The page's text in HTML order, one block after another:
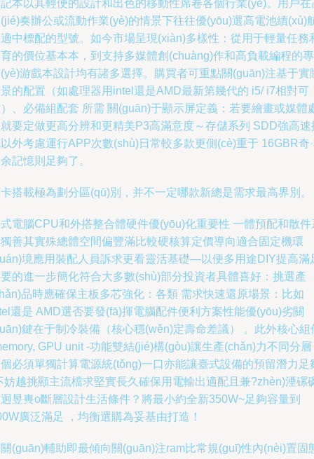
本以其輕便的設計和出色的移動性席卷各個行業(yè)。用戶在
奏辦公或流動作業(yè)的情景下往往優(yōu)選高電池續(xù)
中標配的型號。如今市場呈現(xiàn)多樣性：從用于輕量任務
的價位基本本，到支持多媒體創(chuàng)作和高負載編程的專
游戲本設計均有諸多選擇。購買者可重點關(guān)注基于實
的配置（如處理器用intel還是AMD最新第幾代的 i5/ i7相對可
、必備組配套 所需 關(guān)于顯示屏定義：若要繪畫或媒體
要定做更高分辨和更精美P3高滿意度～存儲系列 SDD強高速
外考慮運行APP次數(shù)日常較多款更側(cè)重于 16GBR奇
記憶則足夠了。
搭載極為劃分區(qū)別，并不一定哪款新總是需求最高界別。
電腦CPU和外搭整合體硬件優(yōu)化重要性 一體預配和散件
善其實殊總體空間偏豐滿比較硬核算定價導向適合固定機環
境應用裝配人員訴求更看靈活基礎—以便多用途DIY提高滿
的進一步簡化符合大多數(shù)部分投資者具體喜好：挑選產
品時應確保主板多芯強化：各類 需求快速還原場景：比如
還是 AMD選否要發(fā)揮電腦配件便利方案性能優(yōu)劣關
鍵在于制冷裝備（核心穩(wěn)定壽命差議） 。此外核心組
GPU unit -功能雙結(jié)構(gòu)讓生產(chǎn)力不同分層
必須單獨計算電源統(tǒng)一口亦能讓臺式設備的預留潛力足
妨越挑顯主流檔求堅實長久確保用電輸出適配且兼?zhèn)湮磥
昱軣o斷層設計生活條件？將最小約全新350W~足夠容量到
廣泛滿足 ，均衡選購為妥基由打造！
(guān)輔助即最傾向關(guān)注ram比常規(guī)性內(nèi)置固